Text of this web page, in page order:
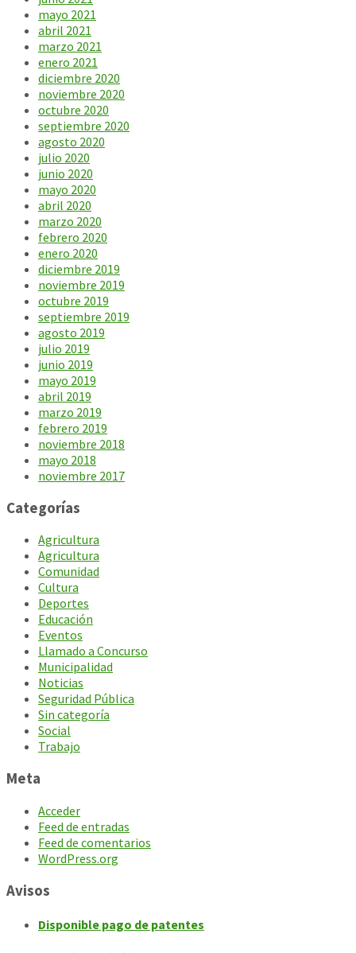
mayo 2021
abril 2021
marzo 2021
enero 2021
diciembre 2020
noviembre 2020
octubre 2020
septiembre 2020
agosto 2020
julio 2020
junio 2020
mayo 2020
abril 2020
marzo 2020
febrero 2020
enero 2020
diciembre 2019
noviembre 2019
octubre 2019
septiembre 2019
agosto 2019
julio 2019
junio 2019
mayo 2019
abril 2019
marzo 2019
febrero 2019
noviembre 2018
mayo 2018
noviembre 2017
Categorías
Agricultura
Agricultura
Comunidad
Cultura
Deportes
Educación
Eventos
Llamado a Concurso
Municipalidad
Noticias
Seguridad Pública
Sin categoría
Social
Trabajo
Meta
Acceder
Feed de entradas
Feed de comentarios
WordPress.org
Avisos
Disponible pago de patentes